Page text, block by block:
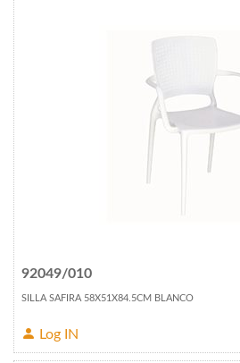
92049/010
SILLA SAFIRA 58X51X84.5CM BLANCO
Log IN